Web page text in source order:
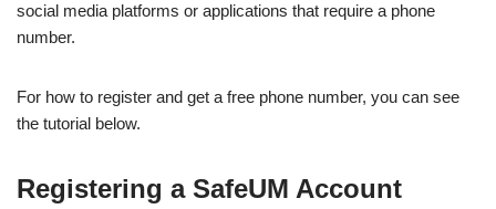
social media platforms or applications that require a phone
number.
For how to register and get a free phone number, you can see
the tutorial below.
Registering a SafeUM Account